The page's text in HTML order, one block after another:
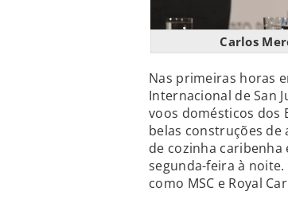
Carlos
Nas primeiras horas
Internacional de San
voos domésticos dos
belas construções
de cozinha caribenha
segunda-feira à
como MSC e Royal